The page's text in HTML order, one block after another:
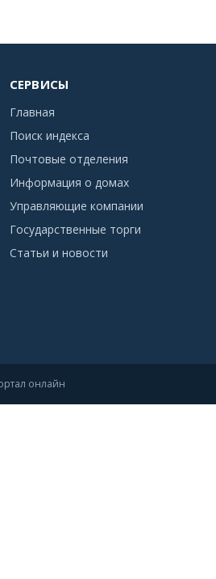
СЕРВИСЫ
Главная
Поиск индекса
Почтовые отделения
Информация о домах
Управляющие компании
Государственные торги
Статьи и новости
онлайн